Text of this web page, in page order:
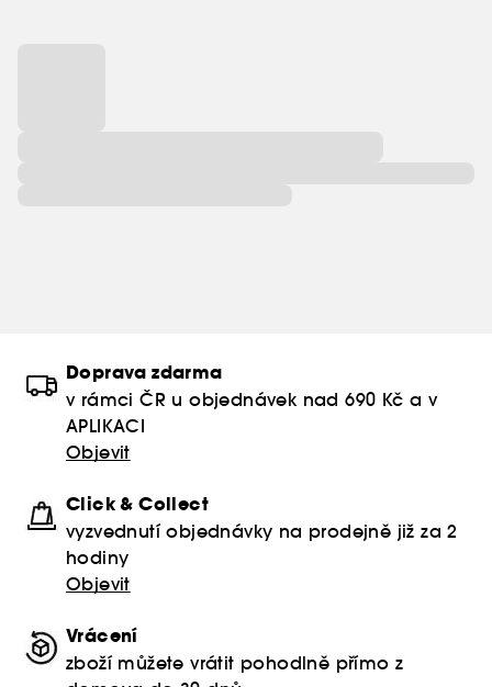
Doprava zdarma
v rámci ČR u objednávek nad 690 Kč a v
APLIKACI
Objevit
Click & Collect
vyzvednutí objednávky na prodejně již za 2
hodiny
Objevit
Vrácení
zboží můžete vrátit pohodlně přímo z